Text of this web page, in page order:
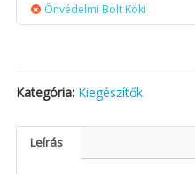
Önvédelmi Bolt Köki
Kategória: Kiegészítők
Leírás